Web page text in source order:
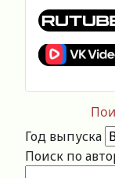
Год выпуска
Поиск по